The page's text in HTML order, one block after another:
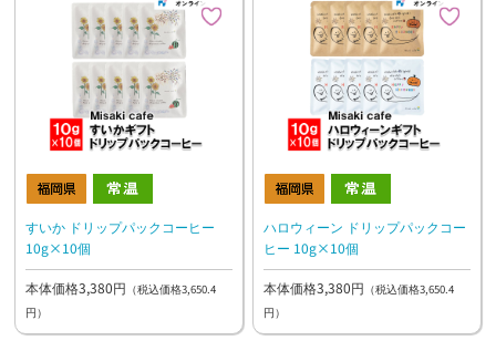
すいか ドリップパックコーヒー
10g×10個
本体価格3,380円 （税込価格3,650.4
円）
ハロウィーン ドリップパックコー
ヒー 10g×10個
本体価格3,380円 （税込価格3,650.4
円）